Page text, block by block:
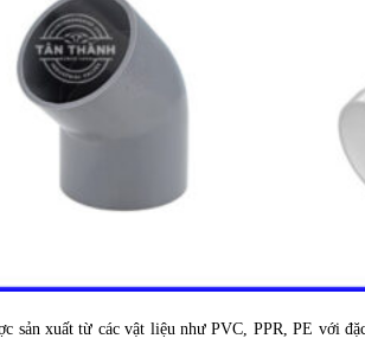
sản xuất từ các vật liệu như PVC, PPR, PE với